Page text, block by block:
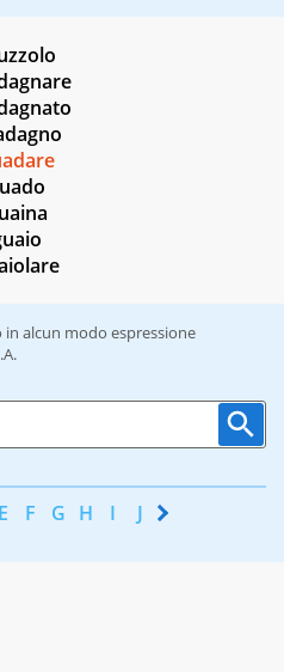
alcun modo espressione
E F G H I J K